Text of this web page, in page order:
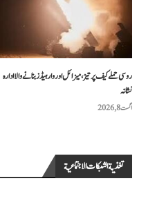
روسی حملے کیف پر تیز، میزائل اور وار ہیڈز بنانے والا ادارہ
نشانہ
اگست 8, 2026
تغذية الشبكات الاجتماعية